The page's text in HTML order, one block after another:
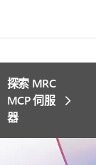
探索 MRC
MCP 伺服
器